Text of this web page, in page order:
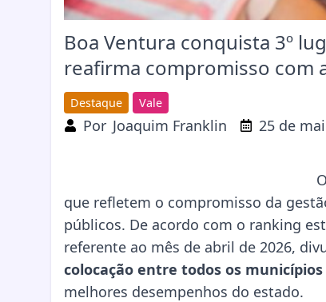
Boa Ventura conquista 3º
reafirma compromisso com
Destaque Vale
Por Joaquim Franklin 25 de
que refletem o compromisso da
públicos. De acordo com o ranking
referente ao mês de abril de 2026,
colocação entre todos os
melhores desempenhos do estado.